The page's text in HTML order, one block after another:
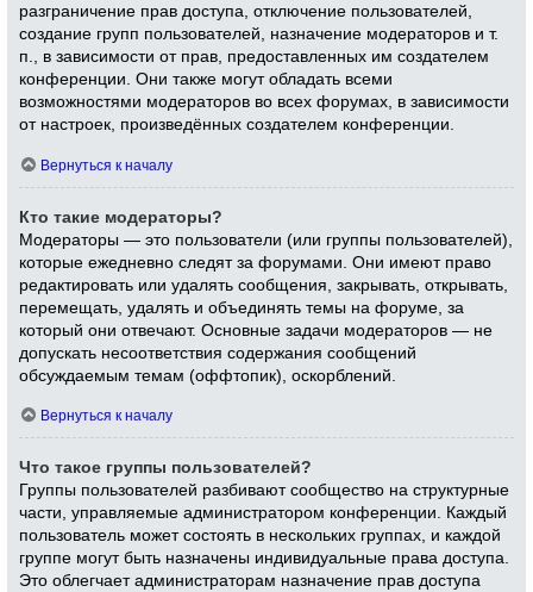
разграничение прав доступа, отключение пользователей,
создание групп пользователей, назначение модераторов и т.
п., в зависимости от прав, предоставленных им создателем
конференции. Они также могут обладать всеми
возможностями модераторов во всех форумах, в зависимости
от настроек, произведённых создателем конференции.
Вернуться к началу
Кто такие модераторы?
Модераторы — это пользователи (или группы пользователей),
которые ежедневно следят за форумами. Они имеют право
редактировать или удалять сообщения, закрывать, открывать,
перемещать, удалять и объединять темы на форуме, за
который они отвечают. Основные задачи модераторов — не
допускать несоответствия содержания сообщений
обсуждаемым темам (оффтопик), оскорблений.
Вернуться к началу
Что такое группы пользователей?
Группы пользователей разбивают сообщество на структурные
части, управляемые администратором конференции. Каждый
пользователь может состоять в нескольких группах, и каждой
группе могут быть назначены индивидуальные права доступа.
Это облегчает администраторам назначение прав доступа